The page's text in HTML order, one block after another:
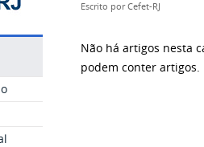
Escrito porCefet-RJ
Não há artigos nesta
podem conter artigos.